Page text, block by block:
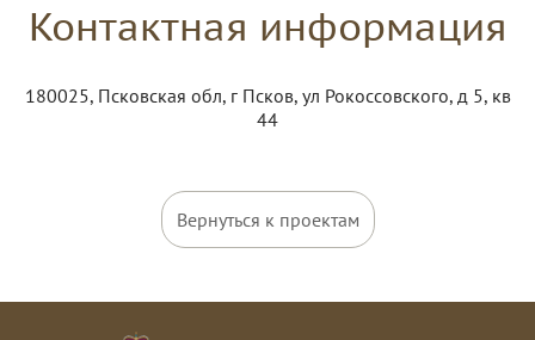
Контактная информация
180025, Псковская обл, г Псков, ул Рокоссовского, д 5, кв
44
Вернуться к проектам